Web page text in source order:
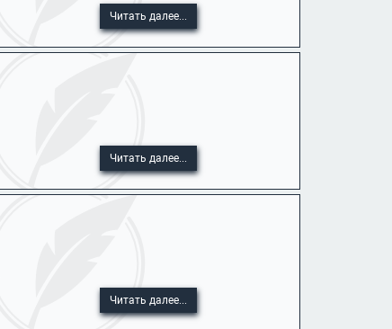
Читать далее...
Читать далее...
Читать далее...